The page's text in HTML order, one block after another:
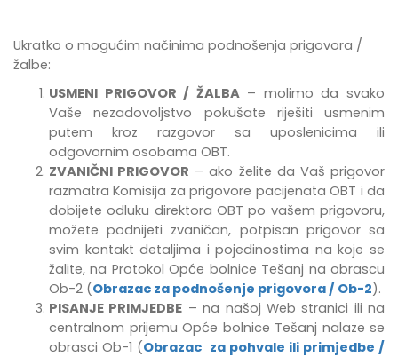
Ukratko o mogućim načinima podnošenja prigovora /
žalbe:
USMENI PRIGOVOR / ŽALBA– molimo da svako
Vaše nezadovoljstvo pokušate riješiti usmenim
putem kroz razgovor sa uposlenicima ili
odgovornim osobama OBT.
ZVANIČNI PRIGOVOR – ako želite da Vaš prigovor
razmatra Komisija za prigovore pacijenata OBT i da
dobijete odluku direktora OBT po vašem prigovoru,
možete podnijeti zvaničan, potpisan prigovor sa
svim kontakt detaljima i pojedinostima na koje se
žalite, na Protokol Opće bolnice Tešanj na obrascu
Ob-2 (Obrazac za podnošenje prigovora / Ob-2).
PISANJE PRIMJEDBE –na našoj Web stranici ili na
centralnom prijemu Opće bolnice Tešanj nalaze se
obrasci Ob-1 (Obrazac za pohvale ili primjedbe /